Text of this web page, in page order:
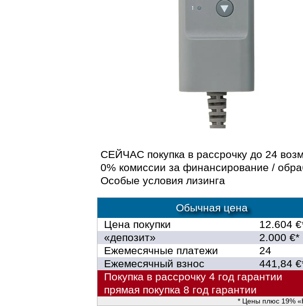
СЕЙЧАС покупка в рассрочку до 24
0% комиссии за финансирование /
Особые условия лизинга
Обычная цена
Цена покупки
12.604
«депозит»
2.000 €*
Ежемесячные платежи
24
Ежемесячный взнос
441,84
Покупка в рассрочку 4 год гарантии
прямая покупка 8 год гарантии
* Цены плюс 19%